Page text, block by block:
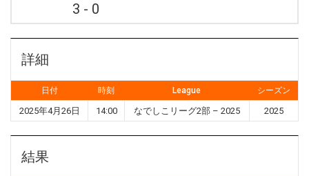
3 - 0
詳細
日付 時刻 League シーズン
2025年4月26日 14:00 なでしこリーグ2部 – 2025 2025
結果